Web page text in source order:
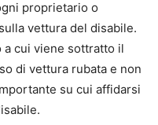
proprietario o
vettura del disabile.
a cui viene sottratto il
di vettura rubata e non
su cui affidarsi